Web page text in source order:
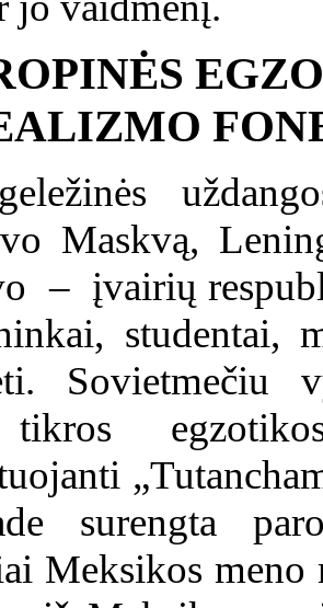
Maskvą,
– įvairių
Sovietmečiu
surengta
Meksikos